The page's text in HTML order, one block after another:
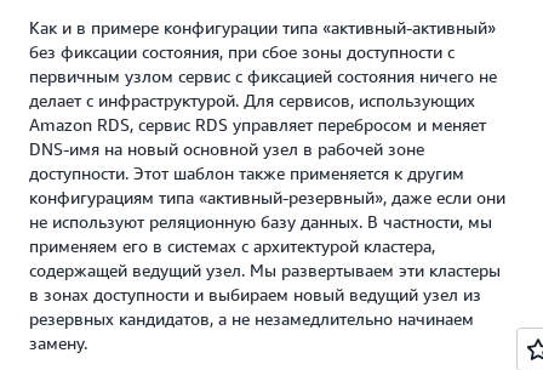
Как и в примере конфигурации типа «активный-активный»
без фиксации состояния, при сбое зоны доступности с
первичным узлом сервис с фиксацией состояния ничего не
делает с инфраструктурой. Для сервисов, использующих
Amazon RDS, сервис RDS управляет перебросом и меняет
DNS-имя на новый основной узел в рабочей зоне
доступности. Этот шаблон также применяется к другим
конфигурациям типа «активный-резервный», даже если они
не используют реляционную базу данных. В частности, мы
применяем его в системах с архитектурой кластера,
содержащей ведущий узел. Мы развертываем эти кластеры
в зонах доступности и выбираем новый ведущий узел из
резервных кандидатов, а не незамедлительно начинаем
замену.